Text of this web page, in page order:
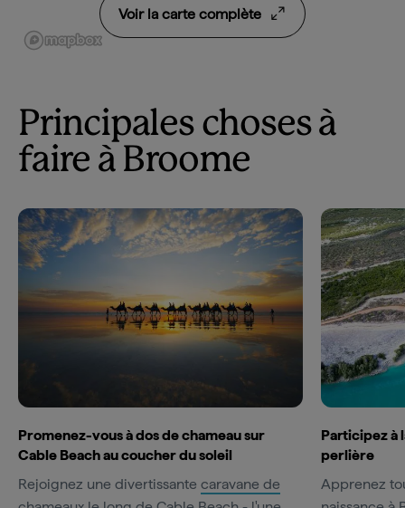
Voir la carte complète
Principales choses à
faire à Broome
Promenez-vous à dos de chameau sur
Cable Beach au coucher du soleil
Rejoignez une divertissante caravane de
Participez à
perlière
Apprenez